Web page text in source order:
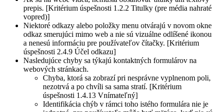
prepis. [Kritérium úspešnosti 1.2.2 Titulky (pre média nahraté
vopred)]
Niektoré odkazy alebo položky menu otvárajú v novom okne
odkaz smerujúci mimo web a nie sú vizuálne odlíšené ikonou
a nenesú informáciu pre používateľov čítačky. [Kritérium
úspešnosti 2.4.9 Účel odkazu]
Nasledujúce chyby sa týkajú kontaktných formulárov na
webových stránkach.
Chyba, ktorá sa zobrazí pri nesprávne vyplnenom poli,
nezotrvá a po chvíli sa sama stratí. [Kritérium
úspešnosti 1.4.13 Vnímateľný]
Identifikácia chýb v rámci toho istého formulára nie je